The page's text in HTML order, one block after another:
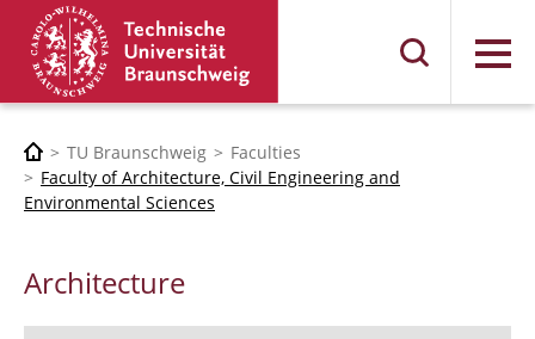
Menu
TU Braunschweig
Faculties
Faculty of Architecture, Civil Engineering and
Environmental Sciences
Architecture